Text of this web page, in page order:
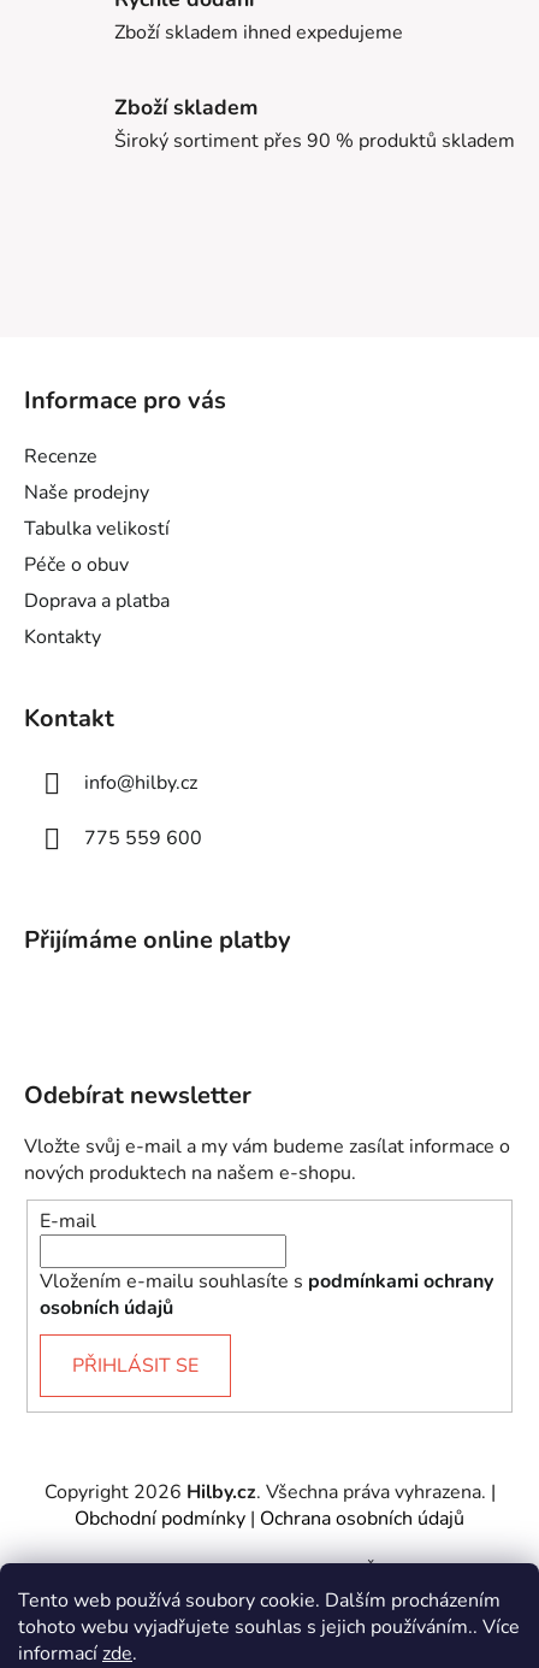
Tento web používá soubory cookie. Dalším procházením
tohoto webu vyjadřujete souhlas s jejich používáním.. Více
informacízde.
Zboží skladem ihned expedujeme
Zboží skladem
Široký sortiment přes 90 % produktů skladem
Informace pro vás
Recenze
Naše prodejny
Tabulka velikostí
Péče o obuv
Doprava a platba
Kontakty
Kontakt
info@hilby.cz
775 559 600
Přijímáme online platby
Odebírat newsletter
Vložte svůj e-mail a my vám budeme zasílat informace o
nových produktech na našem e-shopu.
E-mail
Vložením e-mailu souhlasíte s podmínkami ochrany
osobních údajů
PŘIHLÁSIT SE
Copyright 2026 Hilby.cz. Všechna práva vyhrazena. |
Obchodní podmínky | Ochrana osobních údajů
Provozovatel e-shopu: Hilby CZ s.r.o., IČ: 27467317, se
sídlem Soukenická 2082/7,11000 Praha 1 – Nové
Město.
Společnost je zapsána u Městského soudu v Praze -